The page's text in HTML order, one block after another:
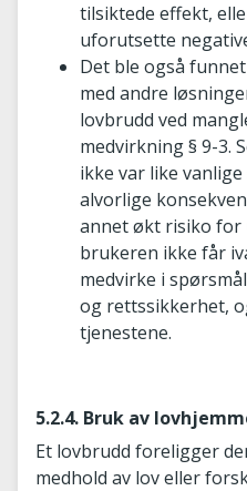
tilsiktede effekt,
uforutsette
Det ble også
med andre
lovbrudd ved
medvirkning § 9-3.
ikke var like
alvorlige
annet økt risiko for
brukeren ikke får
medvirke i
og rettssikkerhet,
tjenestene.
5.2.4. Bruk av
Et lovbrudd foreligger
medhold av lov eller